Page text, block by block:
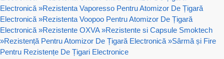
Electronică »Rezistenta Vaporesso Pentru Atomizor De Țigară
Electronică »Rezistenta Voopoo Pentru Atomizor De Țigară
Electronică »Rezistente OXVA »Rezistente si Capsule Smoktech
»Rezistență Pentru Atomizor De Țigară Electronică »Sârmă și Fire
Pentru Rezistențe De Țigari Electronice